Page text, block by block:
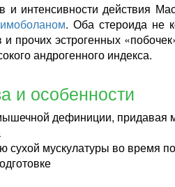
и интенсивности действия
. Оба стероида не
прочих эстрогенных
андрогенного индекса.
и особенности
дефиниции, придавая
сухой мускулатуры во время